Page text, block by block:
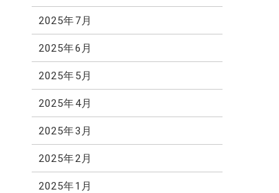
2025年7月
2025年6月
2025年5月
2025年4月
2025年3月
2025年2月
2025年1月